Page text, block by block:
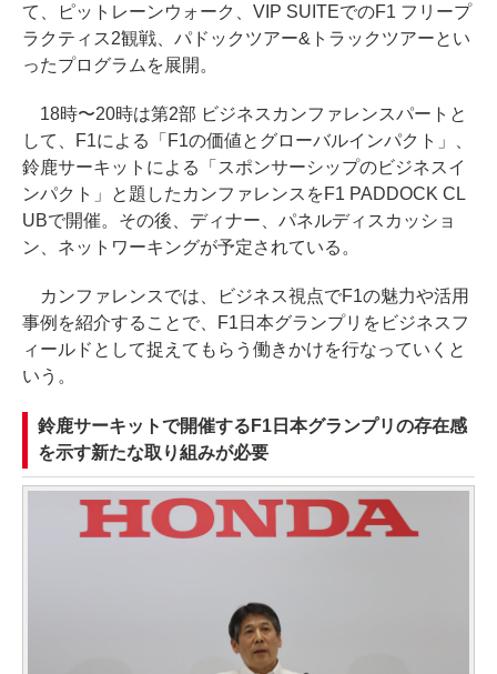
て、ピットレーンウォーク、VIP SUITEでのF1 フリープ
ラクティス2観戦、パドックツアー&トラックツアーとい
ったプログラムを展開。
18時〜20時は第2部 ビジネスカンファレンスパートと
して、F1による「F1の価値とグローバルインパクト」、
鈴鹿サーキットによる「スポンサーシップのビジネスイ
ンパクト」と題したカンファレンスをF1 PADDOCK CL
UBで開催。その後、ディナー、パネルディスカッショ
ン、ネットワーキングが予定されている。
カンファレンスでは、ビジネス視点でF1の魅力や活用
事例を紹介することで、F1日本グランプリをビジネスフ
ィールドとして捉えてもらう働きかけを行なっていくと
いう。
鈴鹿サーキットで開催するF1日本グランプリの存在感
を示す新たな取り組みが必要